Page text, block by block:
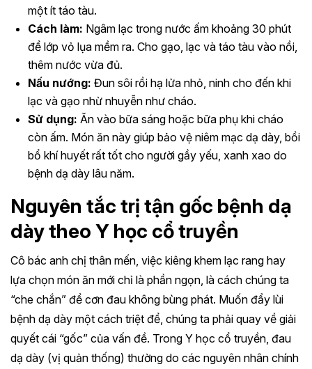
một ít táo tàu.
Cách làm: Ngâm lạc trong nước ấm khoảng 30 phút
để lớp vỏ lụa mềm ra. Cho gạo, lạc và táo tàu vào nồi,
thêm nước vừa đủ.
Nấu nướng: Đun sôi rồi hạ lửa nhỏ, ninh cho đến khi
lạc và gạo nhừ nhuyễn như cháo.
Sử dụng: Ăn vào bữa sáng hoặc bữa phụ khi cháo
còn ấm. Món ăn này giúp bảo vệ niêm mạc dạ dày, bồi
bổ khí huyết rất tốt cho người gầy yếu, xanh xao do
bệnh dạ dày lâu năm.
Nguyên tắc trị tận gốc bệnh dạ
dày theo Y học cổ truyền
Cô bác anh chị thân mến, việc kiêng khem lạc rang hay
lựa chọn món ăn mới chỉ là phần ngọn, là cách chúng ta
“che chắn” để cơn đau không bùng phát. Muốn đẩy lùi
bệnh dạ dày một cách triệt để, chúng ta phải quay về giải
quyết cái “gốc” của vấn đề. Trong Y học cổ truyền, đau
dạ dày (vị quản thống) thường do các nguyên nhân chính